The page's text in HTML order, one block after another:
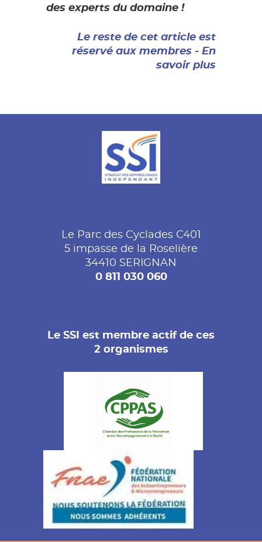
des experts du domaine !
Le reste de cet article est
réservé aux membres - En
savoir plus
Le Parc des Cyclades C401
5 impasse de la Roselière
34410 SERIGNAN
0 811 030 060
Le SSI est membre actif de ces
2 organismes